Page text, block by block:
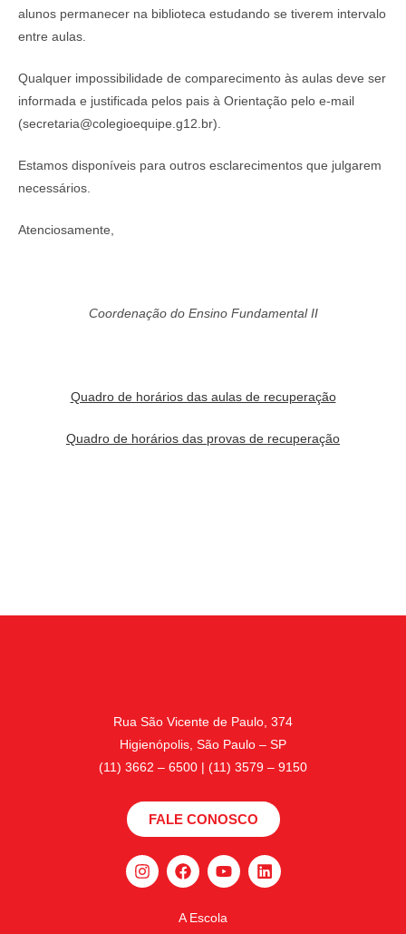
alunos permanecer na biblioteca estudando se tiverem intervalo
entre aulas.
Qualquer impossibilidade de comparecimento às aulas deve ser
informada e justificada pelos pais à Orientação pelo e-mail
(secretaria@colegioequipe.g12.br).
Estamos disponíveis para outros esclarecimentos que julgarem
necessários.
Atenciosamente,
Coordenação do Ensino Fundamental II
Quadro de horários das aulas de recuperação
Quadro de horários das provas de recuperação
Rua São Vicente de Paulo, 374
Higienópolis, São Paulo – SP
(11) 3662 – 6500 | (11) 3579 – 9150
FALE CONOSCO
A Escola